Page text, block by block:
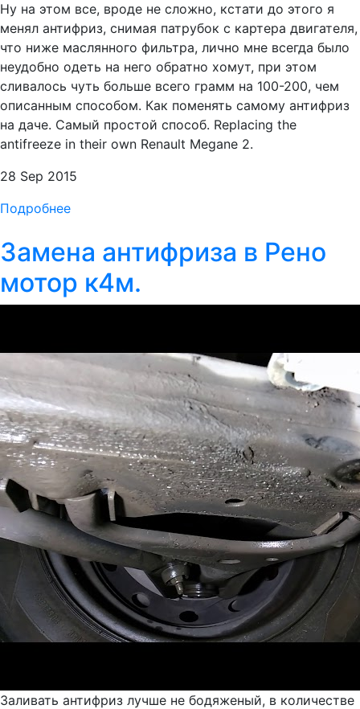
Ну на этом все, вроде не сложно, кстати до этого я
менял антифриз, снимая патрубок с картера двигателя,
что ниже маслянного фильтра, лично мне всегда было
неудобно одеть на него обратно хомут, при этом
сливалось чуть больше всего грамм на 100-200, чем
описанным способом. Как поменять самому антифриз
на даче. Самый простой способ. Replacing the
antifreeze in their own Renault Megane 2.
28 Sep 2015
Подробнее
Замена антифриза в Рено
мотор к4м.
Заливать антифриз лучше не бодяженый, в количестве